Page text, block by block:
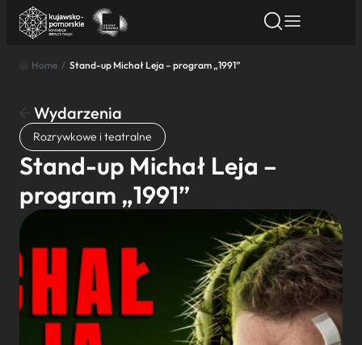
Znajdź atrakcję
Nazwa atrakcji
Miasto
Wyszukaj
Home / Stand-up Michał Leja – program „1991”
Wydarzenia
Rozrywkowe i teatralne
Stand-up Michał Leja –
program „1991”